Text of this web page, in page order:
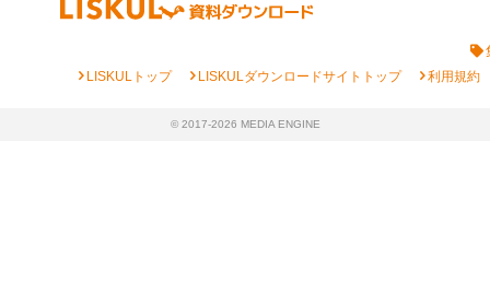
chevron_rightLISKULトップ chevron_rightLISKULダウンロードサイトトップ chevron_right利用規約
© 2017-2026 MEDIA ENGINE